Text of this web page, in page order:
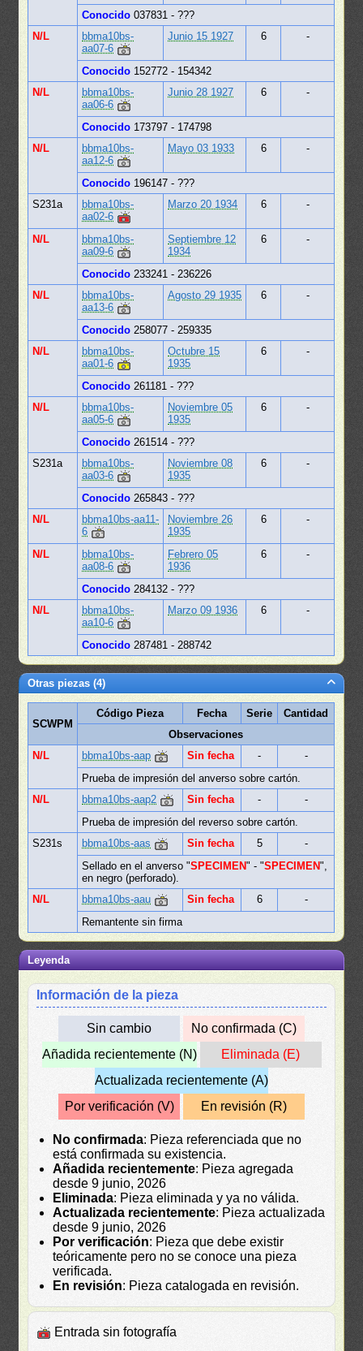
Conocido 037831 - ???
N/L
bbma10bs-
aa07-6
Junio 15 1927 6 -
Conocido 152772 - 154342
N/L
bbma10bs-
aa06-6
Junio 28 1927 6 -
Conocido 173797 - 174798
N/L
bbma10bs-
aa12-6
Mayo 03 1933 6 -
Conocido 196147 - ???
S231a
bbma10bs-
aa02-6
Marzo 20 1934 6 -
N/L
bbma10bs-
aa09-6
Septiembre 12
1934
6 -
Conocido 233241 - 236226
N/L
bbma10bs-
aa13-6
Agosto 29 1935 6 -
Conocido 258077 - 259335
N/L
bbma10bs-
aa01-6
Octubre 15
1935
6 -
Conocido 261181 - ???
N/L
bbma10bs-
aa05-6
Noviembre 05
1935
6 -
Conocido 261514 - ???
S231a
bbma10bs-
aa03-6
Noviembre 08
1935
6 -
Conocido 265843 - ???
N/L
bbma10bs-aa11-
6
Noviembre 26
1935
6 -
N/L
bbma10bs-
aa08-6
Febrero 05
1936
6 -
Conocido 284132 - ???
N/L
bbma10bs-
aa10-6
Marzo 09 1936 6 -
Conocido 287481 - 288742
Otras piezas (4)
SCWPM
Código Pieza Fecha Serie
Cantidad
Observaciones
N/L
bbma10bs-aap Sin fecha -
-
Prueba de impresión del anverso sobre cartón.
N/L
bbma10bs-aap2 Sin fecha -
-
Prueba de impresión del reverso sobre cartón.
S231s
bbma10bs-aas Sin fecha 5
-
Sellado en el anverso "SPECIMEN" - "SPECIMEN",
en negro (perforado).
N/L
bbma10bs-aau Sin fecha 6
-
Remantente sin firma
Leyenda
Información de la pieza
Sin cambio
No confirmada (C)
Añadida recientemente (N)
Eliminada (E)
Actualizada recientemente (A)
Por verificación (V)
En revisión (R)
No confirmada: Pieza referenciada que no
está confirmada su existencia.
Añadida recientemente: Pieza agregada
desde 9 junio, 2026
Eliminada: Pieza eliminada y ya no válida.
Actualizada recientemente: Pieza actualizada
desde 9 junio, 2026
Por verificación: Pieza que debe existir
teóricamente pero no se conoce una pieza
verificada.
En revisión: Pieza catalogada en revisión.
Entrada sin fotografía